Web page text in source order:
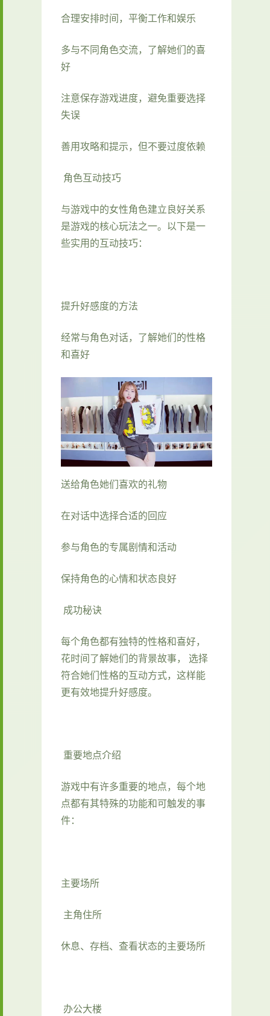
合理安排时间，平衡工作和娱乐
多与不同角色交流，了解她们的喜
好
注意保存游戏进度，避免重要选择
失误
善用攻略和提示，但不要过度依赖
角色互动技巧
与游戏中的女性角色建立良好关系
是游戏的核心玩法之一。以下是一
些实用的互动技巧：
提升好感度的方法
经常与角色对话，了解她们的性格
和喜好
送给角色她们喜欢的礼物
在对话中选择合适的回应
参与角色的专属剧情和活动
保持角色的心情和状态良好
成功秘诀
每个角色都有独特的性格和喜好，
花时间了解她们的背景故事， 选择
符合她们性格的互动方式，这样能
更有效地提升好感度。
重要地点介绍
游戏中有许多重要的地点，每个地
点都有其特殊的功能和可触发的事
件：
主要场所
主角住所
休息、存档、查看状态的主要场所
办公大楼